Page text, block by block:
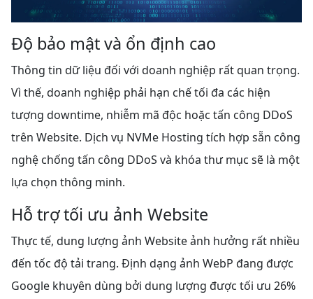
Độ bảo mật và ổn định cao
Thông tin dữ liệu đối với doanh nghiệp rất quan trọng.
Vì thế, doanh nghiệp phải hạn chế tối đa các hiện
tượng downtime, nhiễm mã độc hoặc tấn công DDoS
trên Website. Dịch vụ NVMe Hosting tích hợp sẵn công
nghệ chống tấn công DDoS và khóa thư mục sẽ là một
lựa chọn thông minh.
Hỗ trợ tối ưu ảnh Website
Thực tế, dung lượng ảnh Website ảnh hưởng rất nhiều
đến tốc độ tải trang. Định dạng ảnh WebP đang được
Google khuyên dùng bởi dung lượng được tối ưu 26%